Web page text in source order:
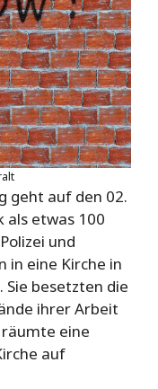
geht auf den 02.
als etwas 100
und
in eine Kirche in
Sie besetzten die
ihrer Arbeit
eine
auf